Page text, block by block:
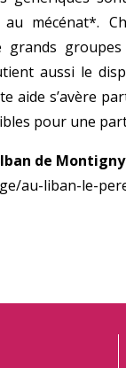
mécénat*.
aussi le
aide s’avère
pour une
de Montigny
au-liban-le-